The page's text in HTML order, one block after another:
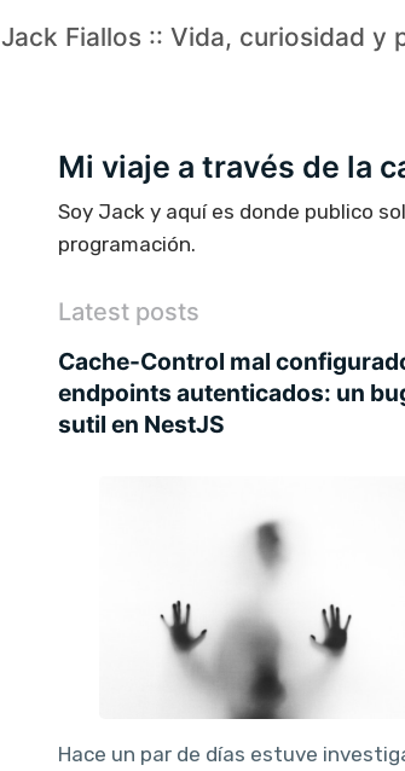
Jack Fiallos :: Vida, curiosidad y
Mi viaje a través de la
Soy Jack y aquí es donde publico
programación.
Latest posts
Cache-Control mal
endpoints autenticados: un
sutil en NestJS
Hace un par de días estuve